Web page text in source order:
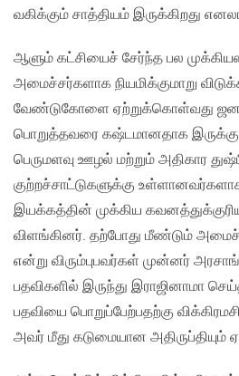
வகிக்கும் சாத்தியம் இருக்கிறது
ஆளும் கட்சியைச் சேர்ந்த பல
அமைச்சர்களாக நியமிக்குமாறு
வேண்டுகோளை ஏற்றுக்கொள்வது
பொறுத்தவரை கஷ்டமானதாக
பெருமளவு ஊழல் மற்றும் அதிகார
குற்றச்சாட்டுகளுக்கு
இயக்கத்தின் முக்கிய
விளங்கினர். தற்போது மீண்டும்
என்று விரும்புபவர்கள் முன்னர்
பதவிகளில் இருந்து இராஜினாமா
பதவியை பொறுப்பேற்பதற்கு
அவர் மீது கடுமையான அதிருப்தியும்